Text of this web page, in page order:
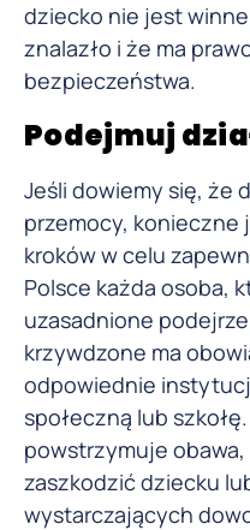
dziecko nie jest
znalazło i że ma
bezpieczeństwa.
Podejmuj
Jeśli dowiemy się, że
przemocy,
kroków w celu
Polsce każda osoba,
uzasadnione
krzywdzone ma
odpowiednie
społeczną lub
powstrzymuje
zaszkodzić dziecku
wystarczających